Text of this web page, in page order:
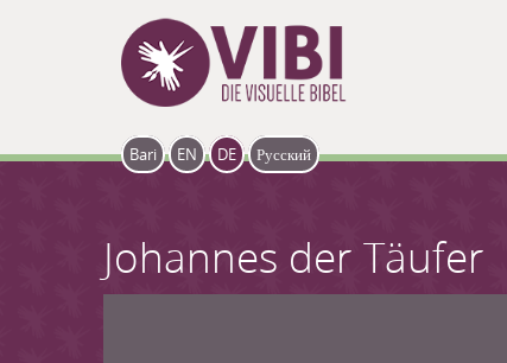
Bari EN DE Русский
Johannes der Täufer